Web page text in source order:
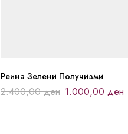
Реина Зелени Получизми
2.400,00ден 1.000,00 ден